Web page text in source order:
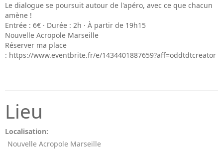
Le dialogue se poursuit autour de l'apéro, avec ce que chacun
amène !
Entrée : 6€ · Durée : 2h · À partir de 19h15
Nouvelle Acropole Marseille
Réserver ma place
: https://www.eventbrite.fr/e/1434401887659?aff=oddtdtcreator
Lieu
Localisation:
Nouvelle Acropole Marseille